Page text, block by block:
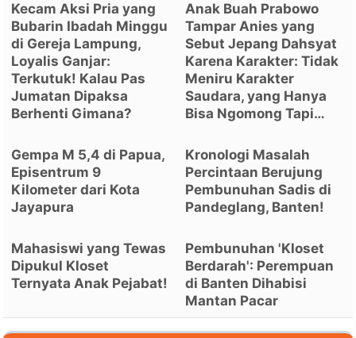
Kecam Aksi Pria yang
Bubarin Ibadah Minggu
di Gereja Lampung,
Loyalis Ganjar:
Terkutuk! Kalau Pas
Jumatan Dipaksa
Berhenti Gimana?
Anak Buah Prabowo
Tampar Anies yang
Sebut Jepang Dahsyat
Karena Karakter: Tidak
Meniru Karakter
Saudara, yang Hanya
Bisa Ngomong Tapi…
Gempa M 5,4 di Papua,
Episentrum 9
Kilometer dari Kota
Jayapura
Kronologi Masalah
Percintaan Berujung
Pembunuhan Sadis di
Pandeglang, Banten!
Mahasiswi yang Tewas
Dipukul Kloset
Ternyata Anak Pejabat!
Pembunuhan 'Kloset
Berdarah': Perempuan
di Banten Dihabisi
Mantan Pacar